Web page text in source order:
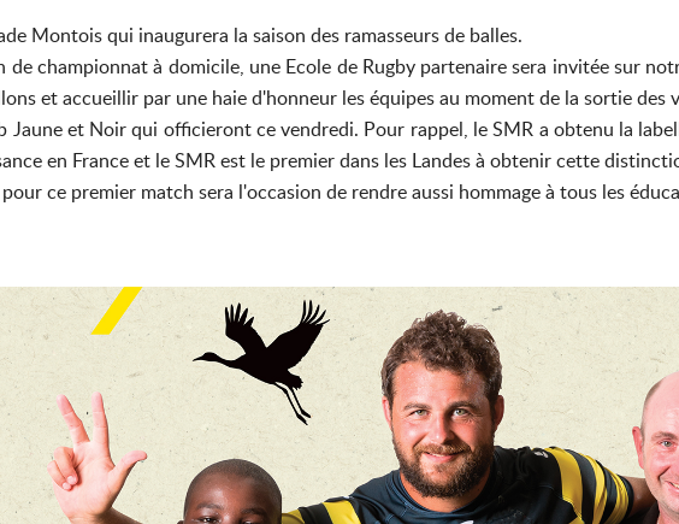
Montois qui inaugurera la saison des ramasseurs de balles.
championnat à domicile, une Ecole de Rugby partenaire sera invitée sur
et accueillir par une haie d'honneur les équipes au moment de la sortie des
Jaune et Noir qui officieront ce vendredi. Pour rappel, le SMR a obtenu la
en France et le SMR est le premier dans les Landes à obtenir cette
ce premier match sera l'occasion de rendre aussi hommage à tous les